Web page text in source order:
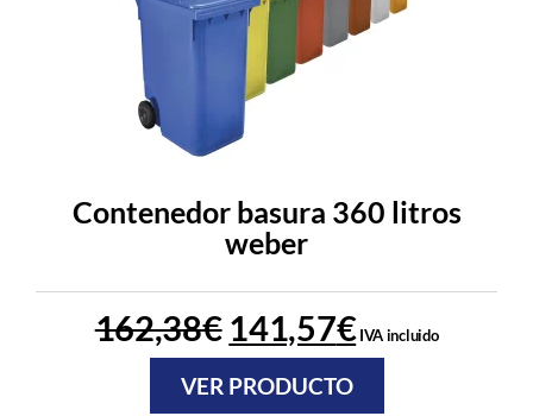
Contenedor basura 360 litros
weber
162,38€ 141,57€IVA incluido
VER PRODUCTO